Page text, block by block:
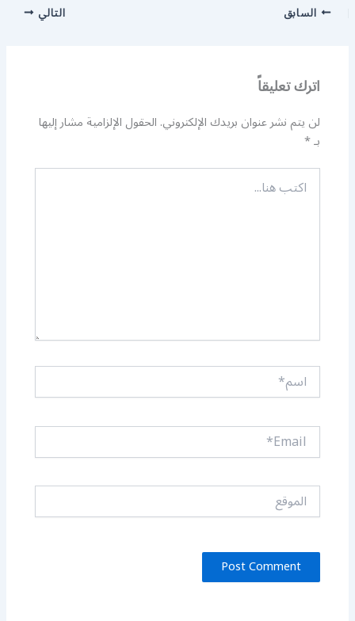
السابق التالي
اترك تعليقاً
لن يتم نشر عنوان بريدك الإلكتروني.الحقول الإلزامية مشار إليها
بـ*
اكتب
هنا...
اسم*
Email*
الموقع